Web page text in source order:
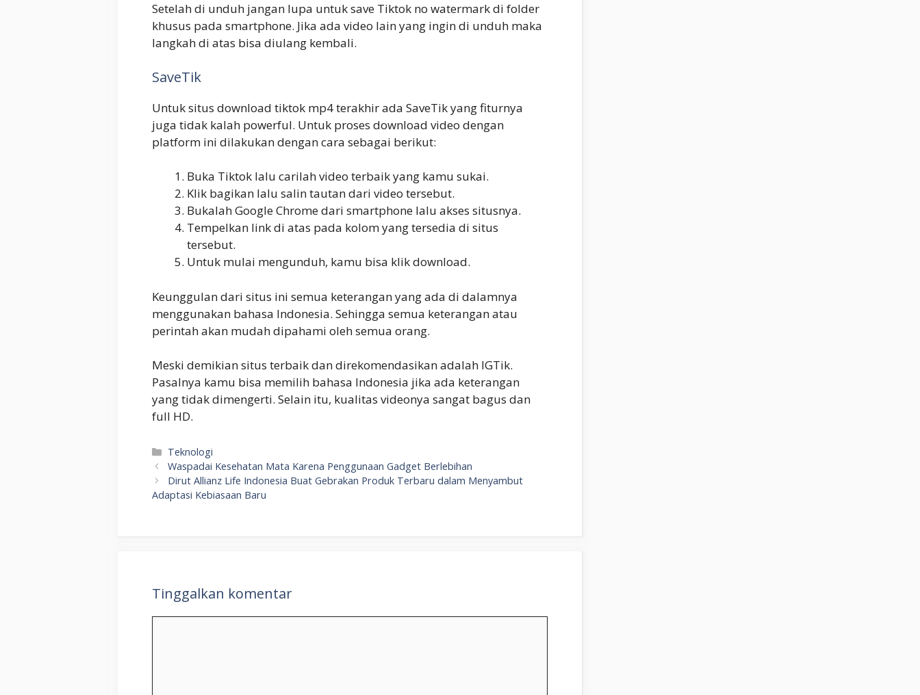
Setelah di unduh jangan lupa untuk save Tiktok no watermark di folder
khusus pada smartphone. Jika ada video lain yang ingin di unduh maka
langkah di atas bisa diulang kembali.
SaveTik
Untuk situs download tiktok mp4 terakhir ada SaveTik yang fiturnya
juga tidak kalah powerful. Untuk proses download video dengan
platform ini dilakukan dengan cara sebagai berikut:
Buka Tiktok lalu carilah video terbaik yang kamu sukai.
Klik bagikan lalu salin tautan dari video tersebut.
Bukalah Google Chrome dari smartphone lalu akses situsnya.
Tempelkan link di atas pada kolom yang tersedia di situs
tersebut.
Untuk mulai mengunduh, kamu bisa klik download.
Keunggulan dari situs ini semua keterangan yang ada di dalamnya
menggunakan bahasa Indonesia. Sehingga semua keterangan atau
perintah akan mudah dipahami oleh semua orang.
Meski demikian situs terbaik dan direkomendasikan adalah IGTik.
Pasalnya kamu bisa memilih bahasa Indonesia jika ada keterangan
yang tidak dimengerti. Selain itu, kualitas videonya sangat bagus dan
full HD.
Kategori
Teknologi
Waspadai Kesehatan Mata Karena Penggunaan Gadget Berlebihan
Dirut Allianz Life Indonesia Buat Gebrakan Produk Terbaru dalam Menyambut
Adaptasi Kebiasaan Baru
Tinggalkan komentar